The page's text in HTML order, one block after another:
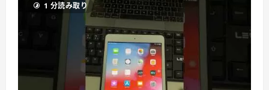
1 分読み取り